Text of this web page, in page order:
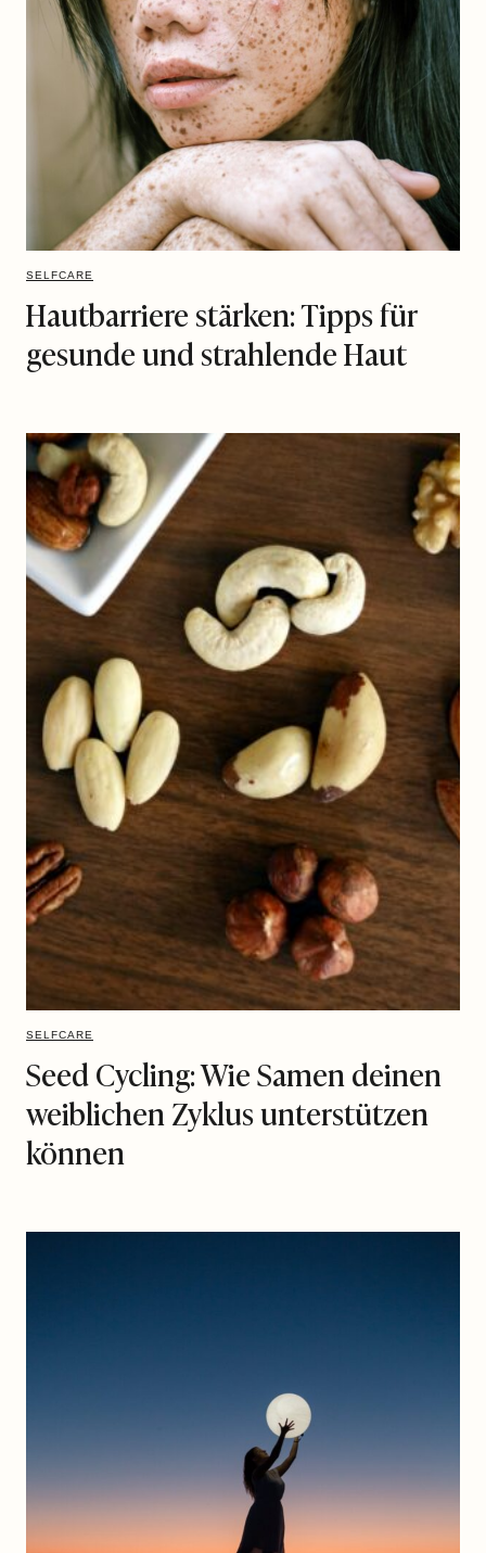
SELFCARE
Hautbarriere stärken: Tipps für
gesunde und strahlende Haut
SELFCARE
Seed Cycling: Wie Samen deinen
weiblichen Zyklus unterstützen
können